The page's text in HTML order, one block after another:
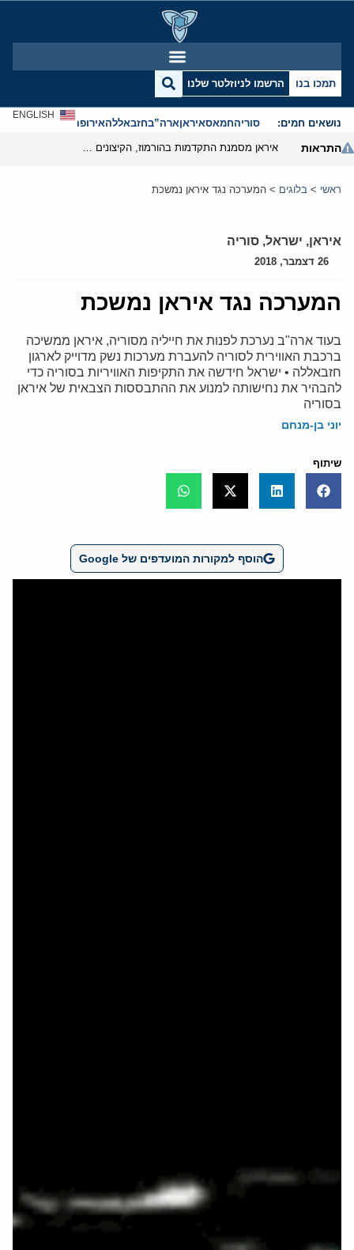
תמכו בנו הרשמו לניוזלטר שלנו
נושאים חמים: סוריהחמאסאיראןארה”בחזבאללהאירופהאנטישמיות
ENGLISH
התראות
ראשי > בלוגים > המערכה נגד איראן נמשכת
איראן, ישראל, סוריה
26 דצמבר, 2018
המערכה נגד איראן נמשכת
בעוד ארה"ב נערכת לפנות את חייליה מסוריה, איראן ממשיכה
ברכבת האווירית לסוריה להעברת מערכות נשק מדוייק לארגון
חזבאללה • ישראל חידשה את התקיפות האוויריות בסוריה כדי
להבהיר את נחישותה למנוע את ההתבססות הצבאית של איראן
בסוריה
יוני בן-מנחם
שיתוף
הוסף למקורות המועדפים של Google